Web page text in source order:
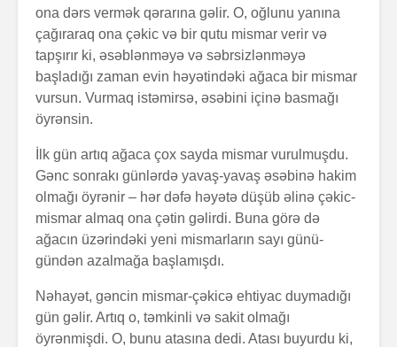
ona dərs vermək qərarına gəlir. O, oğlunu yanına
çağıraraq ona çəkic və bir qutu mismar verir və
tapşırır ki, əsəblənməyə və səbrsizlənməyə
başladığı zaman evin həyətindəki ağaca bir mismar
vursun. Vurmaq istəmirsə, əsəbini içinə basmağı
öyrənsin.
İlk gün artıq ağaca çox sayda mismar vurulmuşdu.
Gənc sonrakı günlərdə yavaş-yavaş əsəbinə hakim
olmağı öyrənir – hər dəfə həyətə düşüb əlinə çəkic-
mismar almaq ona çətin gəlirdi. Buna görə də
ağacın üzərindəki yeni mismarların sayı günü-
gündən azalmağa başlamışdı.
Nəhayət, gəncin mismar-çəkicə ehtiyac duymadığı
gün gəlir. Artıq o, təmkinli və sakit olmağı
öyrənmişdi. O, bunu atasına dedi. Atası buyurdu ki,
Alfred Adler və
onun fərdi
psixologiya
“Ulduzlu gecə”
necə yarandı?
Özünüdərketmə
nədir və necə
Həyatın
nədir?
Avraam